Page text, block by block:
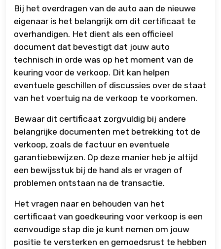
Bij het overdragen van de auto aan de nieuwe
eigenaar is het belangrijk om dit certificaat te
overhandigen. Het dient als een officieel
document dat bevestigt dat jouw auto
technisch in orde was op het moment van de
keuring voor de verkoop. Dit kan helpen
eventuele geschillen of discussies over de staat
van het voertuig na de verkoop te voorkomen.
Bewaar dit certificaat zorgvuldig bij andere
belangrijke documenten met betrekking tot de
verkoop, zoals de factuur en eventuele
garantiebewijzen. Op deze manier heb je altijd
een bewijsstuk bij de hand als er vragen of
problemen ontstaan na de transactie.
Het vragen naar en behouden van het
certificaat van goedkeuring voor verkoop is een
eenvoudige stap die je kunt nemen om jouw
positie te versterken en gemoedsrust te hebben